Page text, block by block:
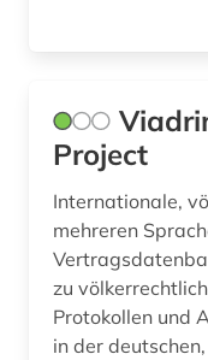
religion (1)
Project
Internationale,
mehreren
zu
Protokollen und
in der